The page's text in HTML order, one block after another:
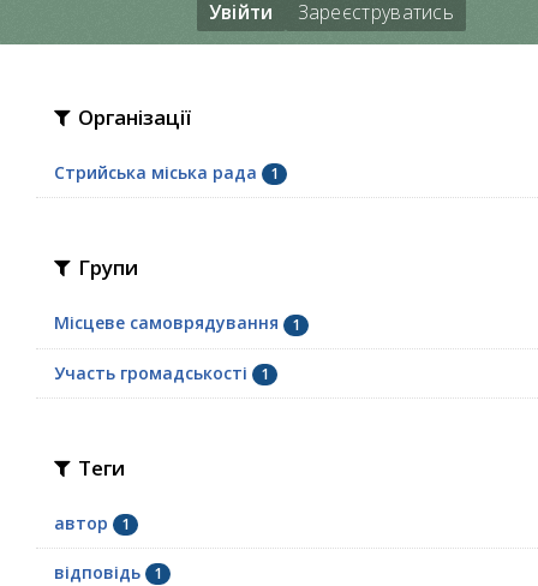
Увійти Зареєструватись
Організації
Стрийська міська рада 1
Групи
Місцеве самоврядування 1
Участь громадськості 1
Теги
автор 1
відповідь 1